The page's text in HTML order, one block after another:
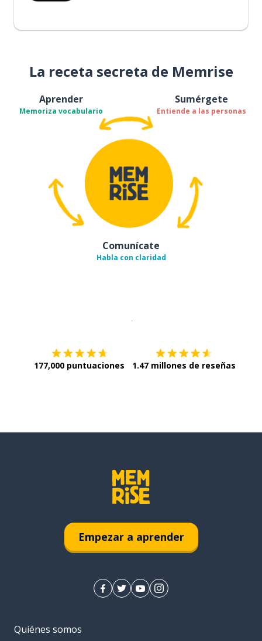
La receta secreta de Memrise
Aprender
Memoriza vocabulario
Sumérgete
Entiende a las personas
Comunícate
Habla con claridad
177,000 puntuaciones 1.47 millones de reseñas
Empezar a aprender
Quiénes somos